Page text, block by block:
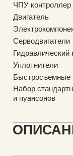
ЧПУ контроллер
Двигатель
Серводвигатели
Гидравлический
Уплотнители
Быстросъемные
Набор
и пуансонов